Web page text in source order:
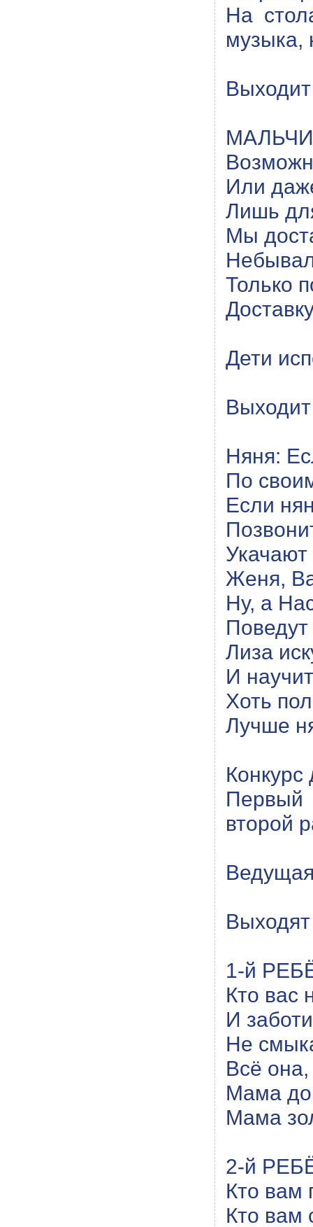
На
музыка,
Или
Лишь
Мы
Только
Дети
Няня:
По
Если
Женя,
Ну, а
Поведут
Лиза
И
Хоть
Лучше
Первый
второй
1-й
Кто вас
И
Не
Всё
Мама
Мама
2-й
Кто вам
Кто вам